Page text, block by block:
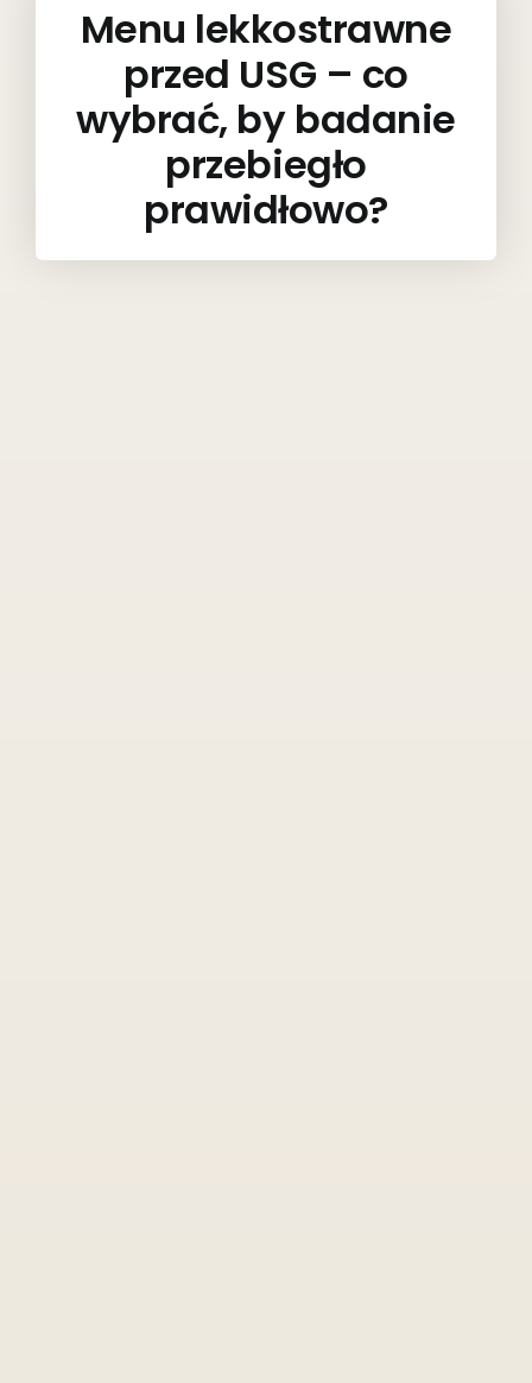
Menu lekkostrawne
przed USG – co
wybrać, by badanie
przebiegło
prawidłowo?